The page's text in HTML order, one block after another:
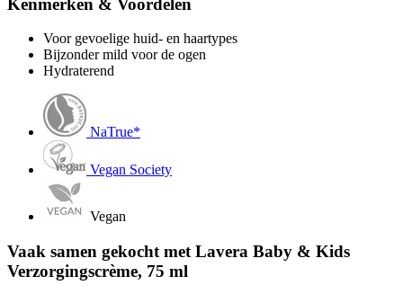
Voor gevoelige huid- en haartypes
Bijzonder mild voor de ogen
Hydraterend
NaTrue*
Vegan Society
Vegan
Vaak samen gekocht met Lavera Baby & Kids
Verzorgingscrème, 75 ml